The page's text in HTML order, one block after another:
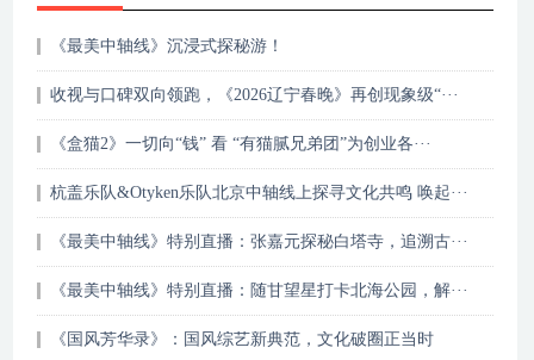
《最美中轴线》沉浸式探秘游！
收视与口碑双向领跑，《2026辽宁春晚》再创现象级“···
《盒猫2》一切向“钱” 看 “有猫腻兄弟团”为创业各···
杭盖乐队&Otyken乐队北京中轴线上探寻文化共鸣 唤起···
《最美中轴线》特别直播：张嘉元探秘白塔寺，追溯古···
《最美中轴线》特别直播：随甘望星打卡北海公园，解···
《国风芳华录》：国风综艺新典范，文化破圈正当时